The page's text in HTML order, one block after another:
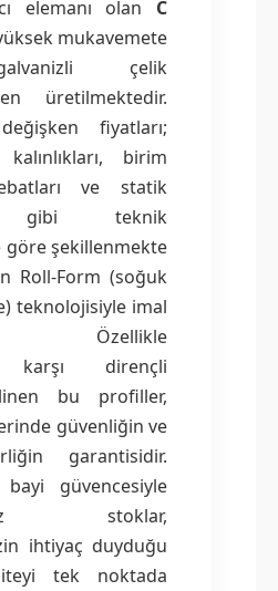
elemanı olan C
mukavemete
çelik
üretilmektedir.
fiyatları;
birim
ebatları ve statik
gibi teknik
göre şekillenmekte
Roll-Form (soğuk
teknolojisiyle imal
Özellikle
karşı dirençli
bu profiller,
güvenliğin ve
garantisidir.
güvencesiyle
stoklar,
ihtiyaç duyduğu
tek noktada